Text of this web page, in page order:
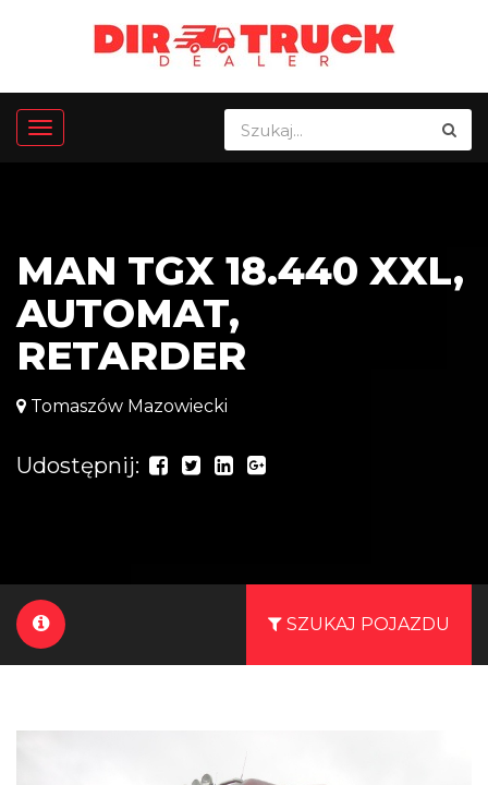
MAN TGX 18.440 XXL,
AUTOMAT,
RETARDER
Tomaszów Mazowiecki
Udostępnij:
SZUKAJ POJAZDU